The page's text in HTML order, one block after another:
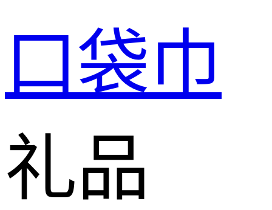
口袋巾
礼品